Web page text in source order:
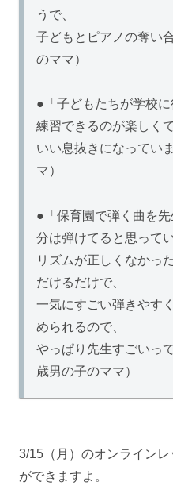
うで、
子どもとピアノの奪い
のママ）
●「子どもたちが学校
練習できるのが楽しくて
いい息抜きになってい
マ）
●「保育園で弾く曲を
分は弾けてると思って
リズムが正しくなかっ
だけるだけで、
一気にすごい弾きやす
められるので、
やっぱり先生すごいっ
歳男の子のママ）
3/15（月）のオンライン
ができますよ。